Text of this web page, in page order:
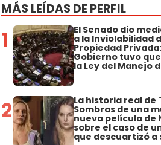
MÁS LEÍDAS DE PERFIL
1 El Senado dio
a la Inviolabilidad
Propiedad
Gobierno tuvo
la Ley del Manejo
2 La historia real de
Sombras de una
nueva película de
sobre el caso de
que descuartizó a